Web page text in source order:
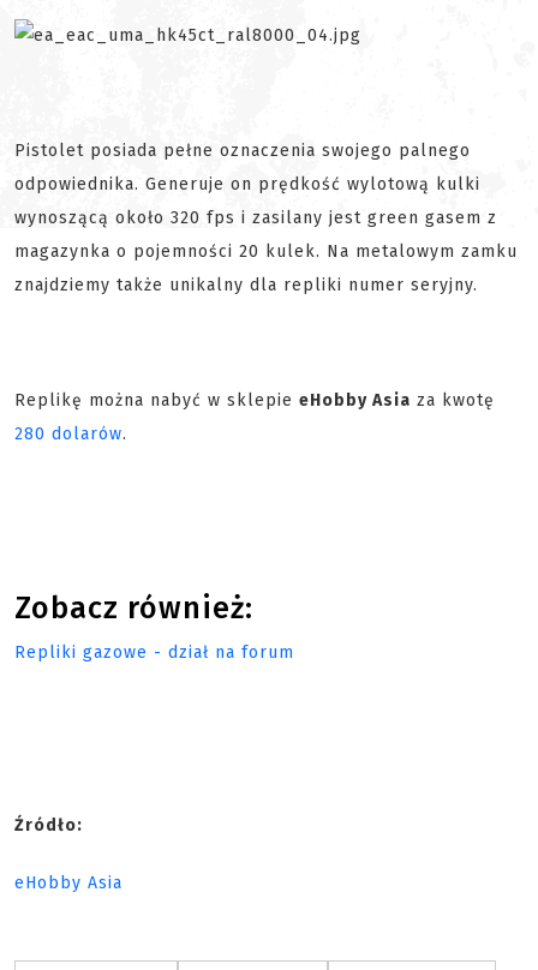
Pistolet posiada pełne oznaczenia swojego palnego
odpowiednika. Generuje on prędkość wylotową kulki
wynoszącą około 320 fps i zasilany jest green gasem z
magazynka o pojemności 20 kulek. Na metalowym zamku
znajdziemy także unikalny dla repliki numer seryjny.
Replikę można nabyć w sklepie eHobby Asia za kwotę
280 dolarów.
Zobacz również:
Repliki gazowe - dział na forum
Źródło:
eHobby Asia